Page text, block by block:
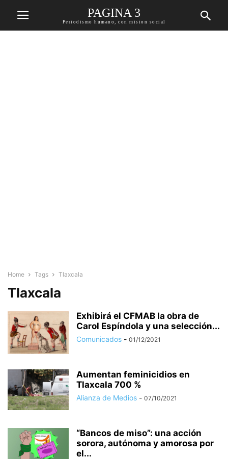
PAGINA 3
Periodismo humano, con mision social
Home Tags Tlaxcala
Tlaxcala
Exhibirá el CFMAB la obra de
Carol Espíndola y una selección...
Comunicados - 01/12/2021
Aumentan feminicidios en
Tlaxcala 700 %
Alianza de Medios - 07/10/2021
“Bancos de miso”: una acción
sorora, autónoma y amorosa por
el...